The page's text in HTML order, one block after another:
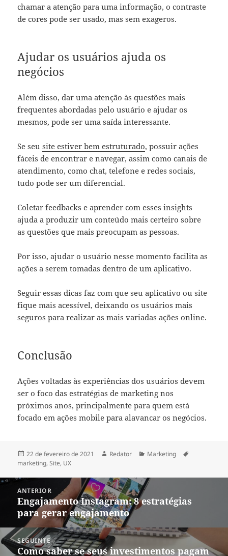
chamar a atenção para uma informação, o contraste
de cores pode ser usado, mas sem exageros.
Ajudar os usuários ajuda os
negócios
Além disso, dar uma atenção às questões mais
frequentes abordadas pelo usuário e ajudar os
mesmos, pode ser uma saída interessante.
Se seusite estiver bem estruturado, possuir ações
fáceis de encontrar e navegar, assim como canais de
atendimento, como chat, telefone e redes sociais,
tudo pode ser um diferencial.
Coletar feedbacks e aprender com esses insights
ajuda a produzir um conteúdo mais certeiro sobre
as questões que mais preocupam as pessoas.
Por isso, ajudar o usuário nesse momento facilita as
ações a serem tomadas dentro de um aplicativo.
Seguir essas dicas faz com que seu aplicativo ou site
fique mais acessível, deixando os usuários mais
seguros para realizar as mais variadas ações online.
Conclusão
Ações voltadas às experiências dos usuários devem
ser o foco das estratégias de marketing nos
próximos anos, principalmente para quem está
focado em ações mobile para alavancar os negócios.
Publicado
em
22 de fevereiro de 2021 Autor
Redator Categorias
Marketing
marketing,Site, UX
Navegação
ANTERIOR
Post
anterior:
Engajamento Instagram: 8 estratégias
para gerar engajamento
SEGUINTE
Próximo
Como saber se seus investimentos pagam